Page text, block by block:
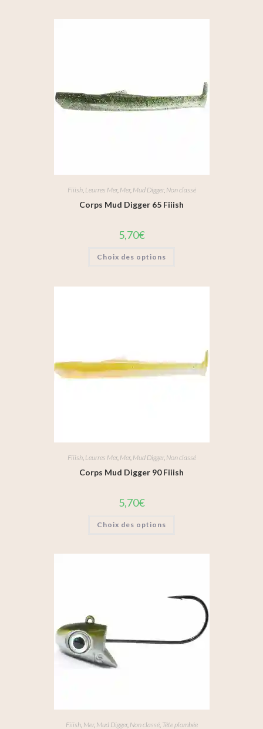
Fiiish, Leurres Mer, Mer, Mud Digger, Non classé
Corps Mud Digger 65 Fiiish
5,70€
Choix des options
Fiiish, Leurres Mer, Mer, Mud Digger, Non classé
Corps Mud Digger 90 Fiiish
5,70€
Choix des options
Fiiish, Mer, Mud Digger, Non classé, Tête plombée